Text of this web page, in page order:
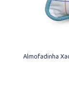
Almofadinha